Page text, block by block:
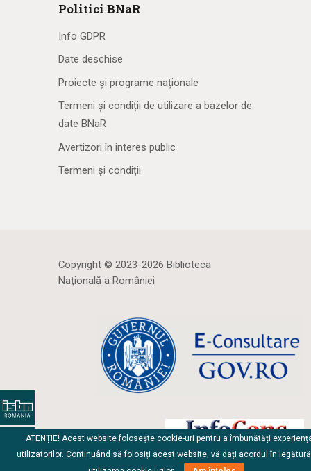
Politici BNaR
Info GDPR
Date deschise
Proiecte și programe naționale
Termeni și condiții de utilizare a bazelor de
date BNaR
Avertizori în interes public
Termeni și condiții
Copyright © 2023-2026 Biblioteca
Naţională a României
ATENȚIE! Acest website folosește cookie-uri pentru a îmbunătăți
utilizatorilor. Continuând să folosiți acest website, vă dați acordul în